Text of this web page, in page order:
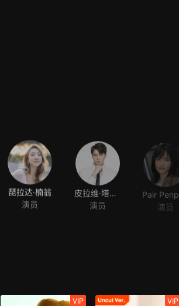
琵拉达·楠翁
演员
演员
演员
VIP VIP